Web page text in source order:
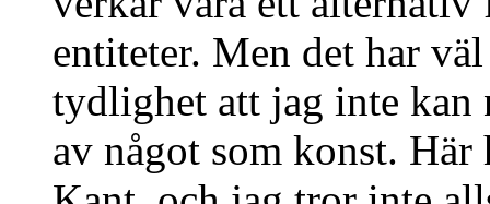
entiteter. Men det har
tydlighet att jag inte kan
av något som konst.